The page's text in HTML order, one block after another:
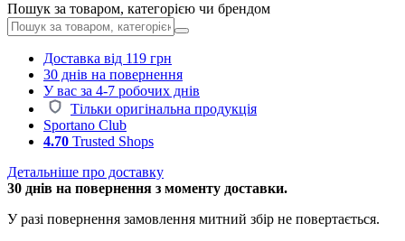
Пошук за товаром, категорією чи брендом
Доставка від 119 грн
30 днів на повернення
У вас за 4-7 робочих днів
Тільки оригінальна продукція
Sportano Club
4.70 Trusted Shops
Детальніше про доставку
30 днів на повернення з моменту доставки.
У разі повернення замовлення митний збір не повертається.